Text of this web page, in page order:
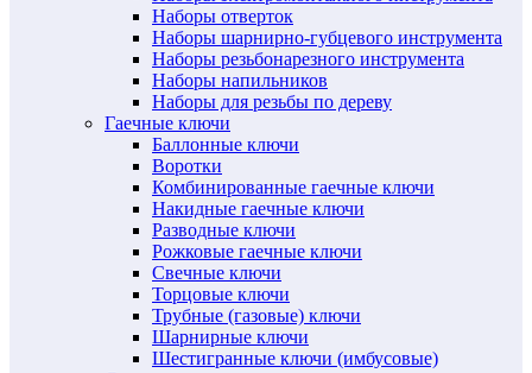
Наборы отверток
Наборы шарнирно-губцевого инструмента
Наборы резьбонарезного инструмента
Наборы напильников
Наборы для резьбы по дереву
Гаечные ключи
Баллонные ключи
Воротки
Комбинированные гаечные ключи
Накидные гаечные ключи
Разводные ключи
Рожковые гаечные ключи
Свечные ключи
Торцовые ключи
Трубные (газовые) ключи
Шарнирные ключи
Шестигранные ключи (имбусовые)